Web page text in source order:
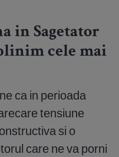
in Sagetator
cele mai
ca in perioada
tensiune
si o
care ne va porni